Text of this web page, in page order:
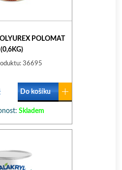
POLOMAT
(0,6KG)
36695
Do košíku
Skladem